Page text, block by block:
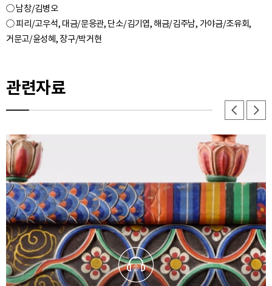
○ 남창/김병오
○ 피리/고우석, 대금/문응관, 단소/김기엽, 해금/김주남, 가야금/조유회,
관련자료